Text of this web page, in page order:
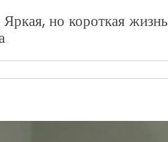
но короткая жизнь